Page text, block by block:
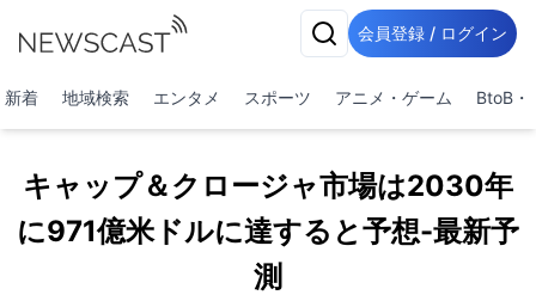
会員登録 / ログイン
新着 地域検索 エンタメ スポーツ アニメ・ゲーム BtoB・
キャップ＆クロージャ市場は2030年
に971億米ドルに達すると予想-最新予
測